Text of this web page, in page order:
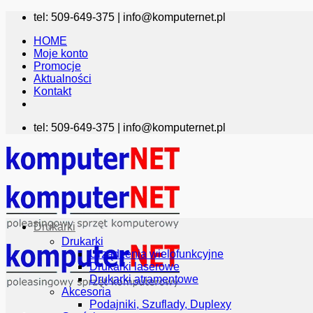
Przewiń
zawartości
tel: 509-649-375 | info@komputernet.pl
HOME
Moje konto
Promocje
Aktualności
Kontakt
tel: 509-649-375 | info@komputernet.pl
Drukarki
Drukarki
Urządzenia wielofunkcyjne
Drukarki laserowe
Drukarki atramentowe
Akcesoria
Podajniki, Szuflady, Duplexy